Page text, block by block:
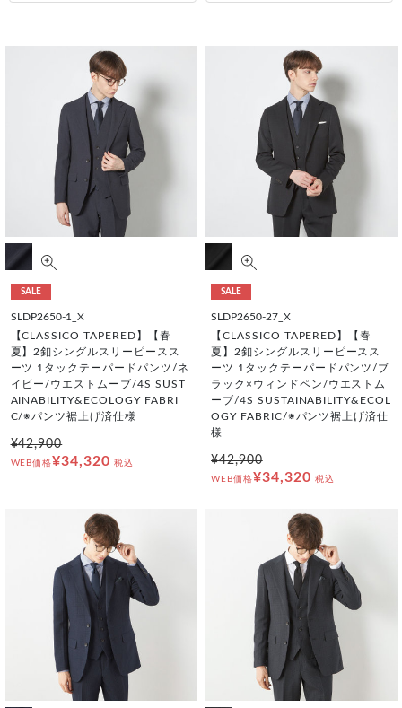
SALE
SLDP2650-1_X
【CLASSICO TAPERED】【春
夏】2釦シングルスリーピースス
ーツ 1タックテーパードパンツ/ネ
イビー/ウエストムーブ/4S SUST
AINABILITY&ECOLOGY FABRI
C/※パンツ裾上げ済仕様
¥42,900
WEB価格¥34,320 税込
SALE
SLDP2650-27_X
【CLASSICO TAPERED】【春
夏】2釦シングルスリーピースス
ーツ 1タックテーパードパンツ/ブ
ラック×ウィンドペン/ウエストム
ーブ/4S SUSTAINABILITY&ECOL
OGY FABRIC/※パンツ裾上げ済仕
様
¥42,900
WEB価格¥34,320 税込